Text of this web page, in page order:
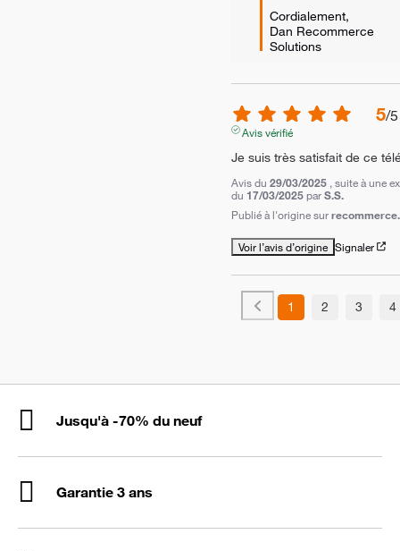
Cordialement,
Dan Recommerce
Solutions
5/5
Avis vérifié
Je suis très satisfait de ce
Avis du 29/03/2025 , suite à une
du 17/03/2025 parS.S.
Publié à l'origine sur
Voir l’avis d’origine Signaler
1 2 3 4
Jusqu'à -70% du neuf
Garantie 3 ans